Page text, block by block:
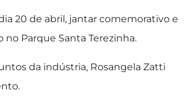
20 de abril, jantar comemorativo e
Parque Santa Terezinha.
da indústria, Rosangela Zatti